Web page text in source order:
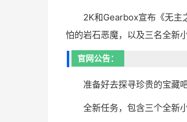
2K和Gearbox宣布《无
怕的岩石恶魔，以及三名全新
官网公告：
准备好去探寻珍贵的宝藏
全新任务，包含三个全新